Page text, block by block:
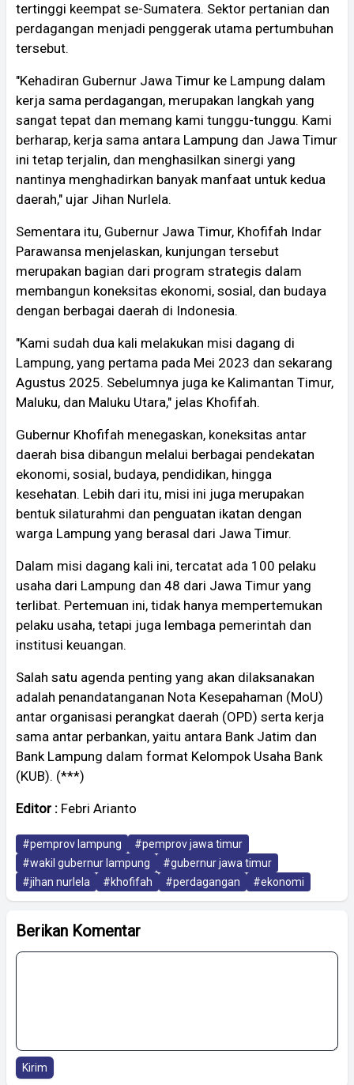
tertinggi keempat se-Sumatera. Sektor pertanian dan
perdagangan menjadi penggerak utama pertumbuhan
tersebut.
"Kehadiran Gubernur Jawa Timur ke Lampung dalam
kerja sama perdagangan, merupakan langkah yang
sangat tepat dan memang kami tunggu-tunggu. Kami
berharap, kerja sama antara Lampung dan Jawa Timur
ini tetap terjalin, dan menghasilkan sinergi yang
nantinya menghadirkan banyak manfaat untuk kedua
daerah," ujar Jihan Nurlela.
Sementara itu, Gubernur Jawa Timur, Khofifah Indar
Parawansa menjelaskan, kunjungan tersebut
merupakan bagian dari program strategis dalam
membangun koneksitas ekonomi, sosial, dan budaya
dengan berbagai daerah di Indonesia.
"Kami sudah dua kali melakukan misi dagang di
Lampung, yang pertama pada Mei 2023 dan sekarang
Agustus 2025. Sebelumnya juga ke Kalimantan Timur,
Maluku, dan Maluku Utara," jelas Khofifah.
Gubernur Khofifah menegaskan, koneksitas antar
daerah bisa dibangun melalui berbagai pendekatan
ekonomi, sosial, budaya, pendidikan, hingga
kesehatan. Lebih dari itu, misi ini juga merupakan
bentuk silaturahmi dan penguatan ikatan dengan
warga Lampung yang berasal dari Jawa Timur.
Dalam misi dagang kali ini, tercatat ada 100 pelaku
usaha dari Lampung dan 48 dari Jawa Timur yang
terlibat. Pertemuan ini, tidak hanya mempertemukan
pelaku usaha, tetapi juga lembaga pemerintah dan
institusi keuangan.
Salah satu agenda penting yang akan dilaksanakan
adalah penandatanganan Nota Kesepahaman (MoU)
antar organisasi perangkat daerah (OPD) serta kerja
sama antar perbankan, yaitu antara Bank Jatim dan
Bank Lampung dalam format Kelompok Usaha Bank
(KUB). (***)
Editor : Febri Arianto
#pemprov lampung
#pemprov jawa timur
#wakil gubernur lampung
#gubernur jawa timur
#jihan nurlela
#khofifah #perdagangan #ekonomi
Berikan Komentar
Kirim